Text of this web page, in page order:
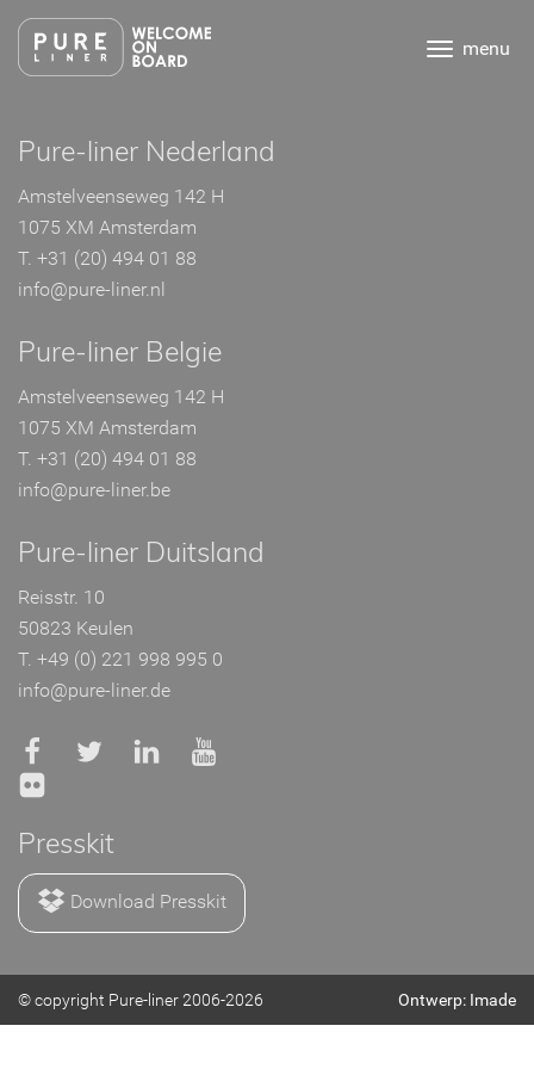
direct
naar
inhoud
menu
Pure-liner Nederland
Amstelveenseweg 142 H
1075 XM Amsterdam
T. +31 (20) 494 01 88
info@pure-liner.nl
Pure-liner Belgie
Amstelveenseweg 142 H
1075 XM Amsterdam
T. +31 (20) 494 01 88
info@pure-liner.be
Pure-liner Duitsland
Reisstr. 10
50823 Keulen
T. +49 (0) 221 998 995 0
info@pure-liner.de
Presskit
Download Presskit
© copyright Pure-liner 2006-2026 Ontwerp: Imade